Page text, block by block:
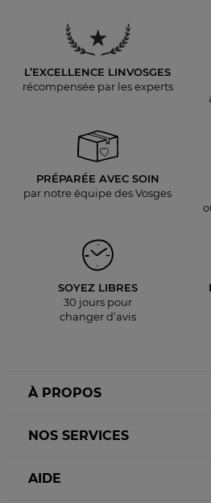
L’EXCELLENCE LINVOSGES
récompensée par les experts
PRÉPARÉE AVEC SOIN
par notre équipe des Vosges
SOYEZ LIBRES
30 jours pour
changer d’avis
À PROPOS
NOS SERVICES
AIDE